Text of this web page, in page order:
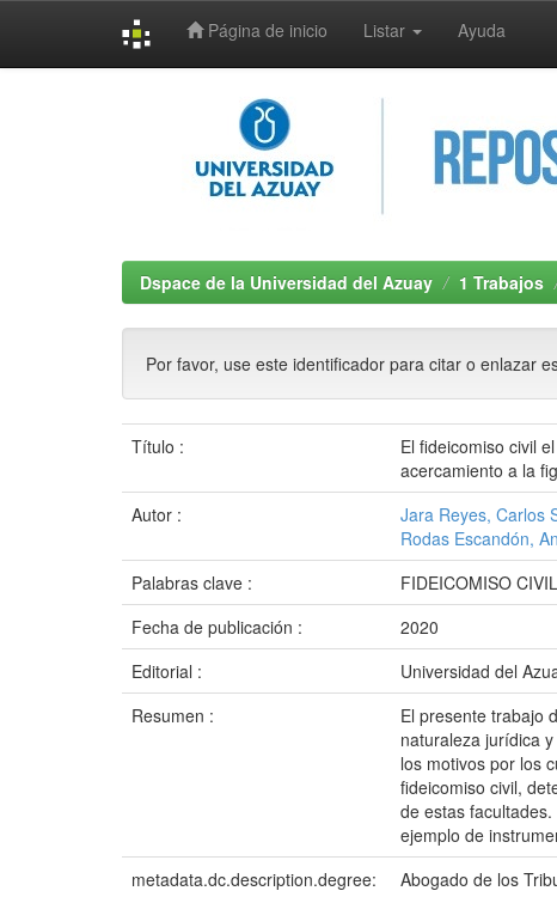
Página de inicio Listar Ayuda
Dspace de la Universidad del Azuay 1 Trabajos
Por favor, use este identificador para citar o enlazar
Título :
El fideicomiso civil
acercamiento a la
Autor :
Jara Reyes, Carlos
Rodas Escandón,
Palabras clave :
FIDEICOMISO
Fecha de publicación :
2020
Editorial :
Universidad del
Resumen :
El presente trabajo
naturaleza jurídica
los motivos por los
fideicomiso civil,
de estas
ejemplo de
metadata.dc.description.degree:
Abogado de los